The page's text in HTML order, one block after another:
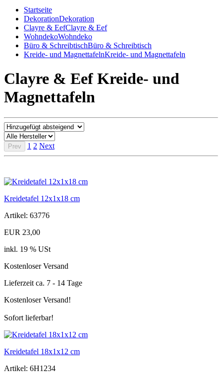
Startseite
DekorationDekoration
Clayre & EefClayre & Eef
WohndekoWohndeko
Büro & SchreibtischBüro & Schreibtisch
Kreide- und MagnettafelnKreide- und Magnettafeln
Clayre & Eef Kreide- und
Magnettafeln
Prev 1 2 Next
Kreidetafel 12x1x18 cm
Artikel: 63776
EUR 23,00
inkl. 19 % USt
Kostenloser Versand
Lieferzeit ca. 7 - 14 Tage
Kostenloser Versand!
Sofort lieferbar!
Kreidetafel 18x1x12 cm
Artikel: 6H1234